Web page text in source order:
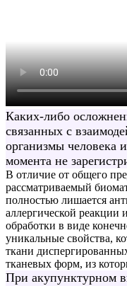
Каких-либо
связанных с
организмы человека
момента не
В отличие от общего
рассматриваемый
полностью лишается
аллергической реакции
обработки в виде
уникальные свойства,
ткани
тканевых форм, из
При акупунктурном